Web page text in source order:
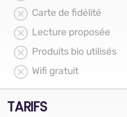
Carte de fidélité
Lecture proposée
Produits bio utilisés
Wifi gratuit
TARIFS